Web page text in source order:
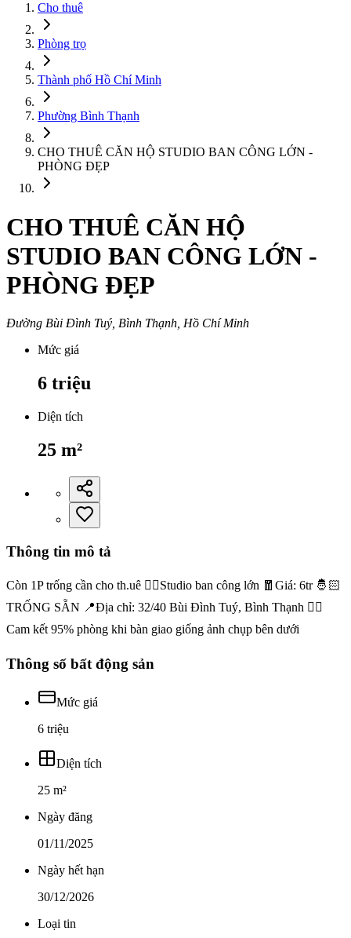
Cho thuê
Phòng trọ
Thành phố Hồ Chí Minh
Phường Bình Thạnh
CHO THUÊ CĂN HỘ STUDIO BAN CÔNG LỚN -
PHÒNG ĐẸP
CHO THUÊ CĂN HỘ
STUDIO BAN CÔNG LỚN -
PHÒNG ĐẸP
Đường Bùi Đình Tuý, Bình Thạnh, Hồ Chí Minh
Mức giá
6 triệu
Diện tích
25 m²
Thông tin mô tả
Còn 1P trống cần cho th.uê 👉🏻Studio ban công lớn 🧧Giá: 6tr 🤴🏻
TRỐNG SẴN 📍Địa chỉ: 32/40 Bùi Đình Tuý, Bình Thạnh 👉🏻
Cam kết 95% phòng khi bàn giao giống ảnh chụp bên dưới
Thông số bất động sản
Mức giá
6 triệu
Diện tích
25 m²
Ngày đăng
01/11/2025
Ngày hết hạn
30/12/2026
Loại tin